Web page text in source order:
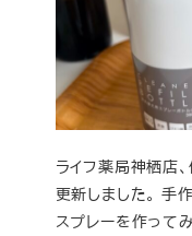
ライフ薬局神栖店
更新しました。 手
スプレーを作って